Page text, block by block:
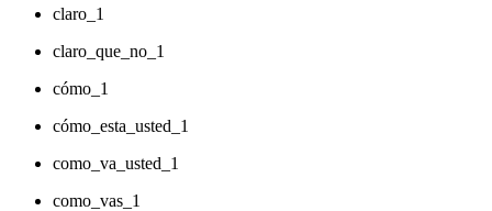
claro_1
claro_que_no_1
cómo_1
cómo_esta_usted_1
como_va_usted_1
como_vas_1